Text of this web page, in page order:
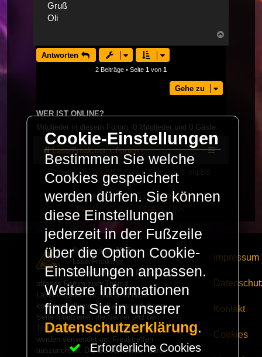
Gruß
Oli
oben
Antworten
2 Beiträge • Seite 1 von 1
Gehe zu
WER IST ONLINE?
Mitglieder in diesem Forum: 0 Mitglieder und 0 Gäste
LaserFreak.net Forum
Powered by phpBB
® Forum Software © phpBB
Limited
Deutsche Übersetzung durchphpBB.de
PRIVACY_LINK| TERMS_LINK
© Copyright 2025 -
LaserFreak.net
LaserFreak ist ein freies und
offenes Forum zum Thema
Lasershowtechnik. Wir sind nicht
kommerziell und die Banner auf dieser
Seite finanzieren die Server und den
Traffic. Einnahmen von Fan Artikeln
werden verwendet um Freaktreffen
auszurichten. Die Server werden durch
Impressum
Kontakt
Cookies
Cookie-Einstellungen
Bestimmen Sie welche
Cookies gespeichert
werden dürfen. Sie können
diese Einstellungen
jederzeit in der Fußzeile
über die Option Cookie-
Einstellungen anpassen.
Weitere Informationen
finden Sie in unserer
Datenschutzerklärung.
Erforderliche Cookies